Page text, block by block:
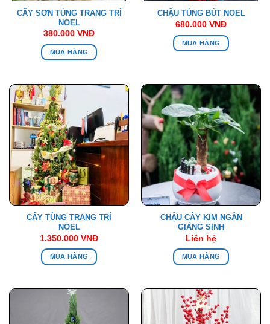
CÂY SƠN TÙNG TRANG TRÍ
NOEL
380.000 VNĐ
MUA HÀNG
CHẬU TÙNG BÚT NOEL
680.000 VNĐ
MUA HÀNG
CÂY TÙNG TRANG TRÍ
NOEL
1.350.000 VNĐ
MUA HÀNG
CHẬU CÂY KIM NGÂN
GIÁNG SINH
Liên hệ
MUA HÀNG